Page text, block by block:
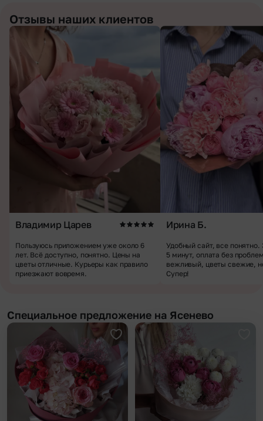
Отзывы наших клиентов
Владимир Царев
Пользуюсь приложением уже около 6
лет. Всё доступно, понятно. Цены на
цветы отличные. Курьеры как правило
приезжают вовремя.
Ирина Б.
Удобный сайт, все понятно.
5 минут, оплата без
вежливый, цветы свежие,
Супер!
Специальное предложение на Ясенево
Добавить в избранное